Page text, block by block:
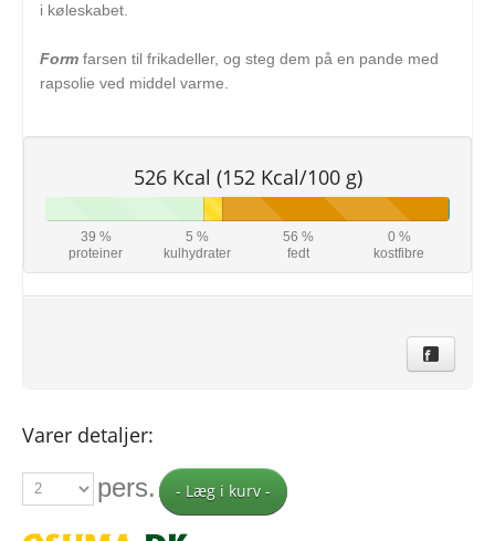
i køleskabet.
Form farsen til frikadeller, og steg dem på en pande med
rapsolie ved middel varme.
526 Kcal (152 Kcal/100 g)
39 %
proteiner
5 %
kulhydrater
56 %
fedt
0 %
kostfibre
Varer detaljer:
pers. - Læg i kurv -